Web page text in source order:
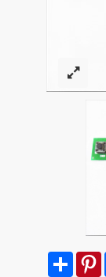
SharePinterest